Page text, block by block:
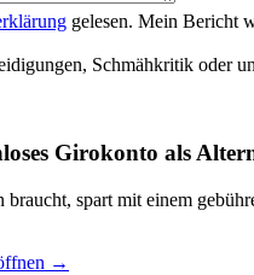
gelesen. Mein Bericht
Schmähkritik oder
Girokonto als
braucht, spart mit einem
→